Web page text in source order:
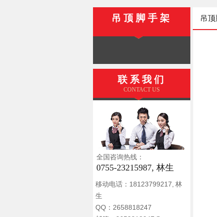
吊顶脚手架
联系我们
CONTACT US
全国咨询热线：
0755-23215987, 林生
移动电话：18123799217, 林
生
QQ：2658818247
吊